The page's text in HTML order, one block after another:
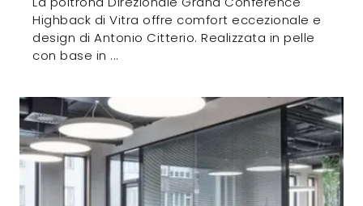
Highback di Vitra offre comfort eccezionale e
design di Antonio Citterio. Realizzata in pelle
con base in ...